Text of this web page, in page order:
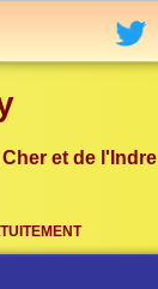
et de l'Indre